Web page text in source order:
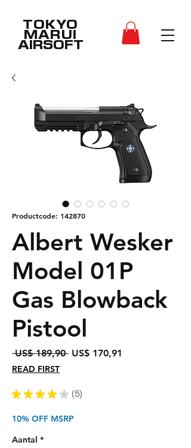
TOKYO
MARUI
AIRSOFT
Productcode: 142870
Albert Wesker
Model 01P
Gas Blowback
Pistool
US$ 189,90 Normale
US$ 170,91
READ FIRST
★ ★ ★ ★ ★ 5
5
10% OFF MSRP
Aantal *